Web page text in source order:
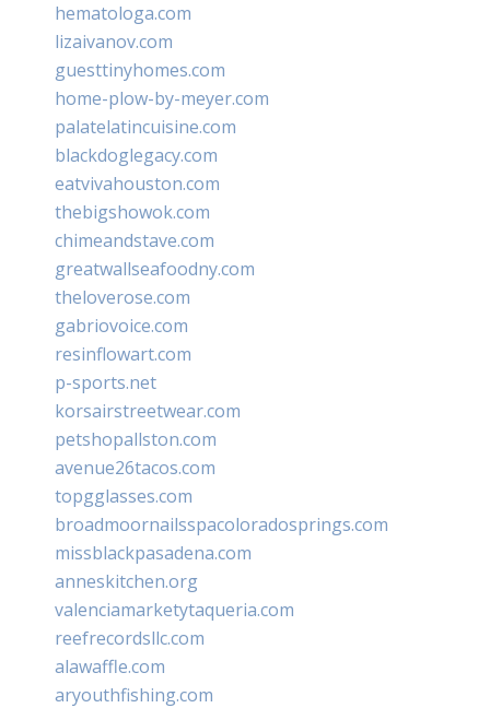
hematologa.com
lizaivanov.com
guesttinyhomes.com
home-plow-by-meyer.com
palatelatincuisine.com
blackdoglegacy.com
eatvivahouston.com
thebigshowok.com
chimeandstave.com
greatwallseafoodny.com
theloverose.com
gabriovoice.com
resinflowart.com
p-sports.net
korsairstreetwear.com
petshopallston.com
avenue26tacos.com
topgglasses.com
broadmoornailsspacoloradosprings.com
missblackpasadena.com
anneskitchen.org
valenciamarketytaqueria.com
reefrecordsllc.com
alawaffle.com
aryouthfishing.com